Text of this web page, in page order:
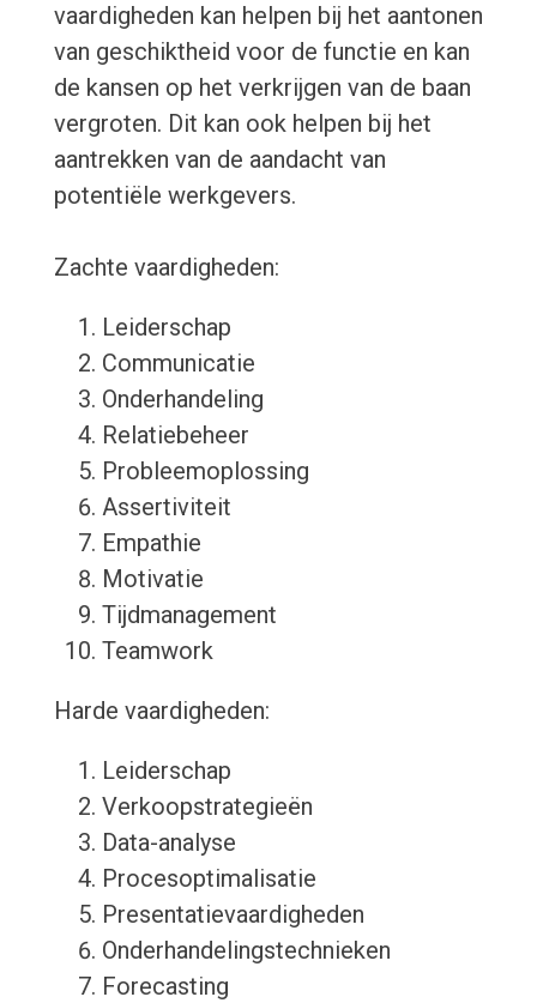
vaardigheden kan helpen bij het aantonen
van geschiktheid voor de functie en kan
de kansen op het verkrijgen van de baan
vergroten. Dit kan ook helpen bij het
aantrekken van de aandacht van
potentiële werkgevers.
Zachte vaardigheden:
Leiderschap
Communicatie
Onderhandeling
Relatiebeheer
Probleemoplossing
Assertiviteit
Empathie
Motivatie
Tijdmanagement
Teamwork
Harde vaardigheden:
Leiderschap
Verkoopstrategieën
Data-analyse
Procesoptimalisatie
Presentatievaardigheden
Onderhandelingstechnieken
Forecasting